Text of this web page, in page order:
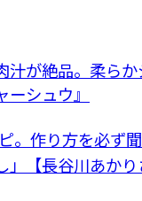
汁が絶品。柔ら
シュウ』